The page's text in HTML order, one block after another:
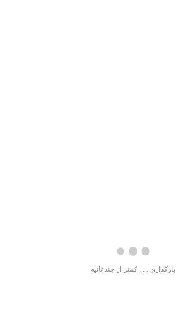
بارگذاری . . . کمتر از چند ثانیه